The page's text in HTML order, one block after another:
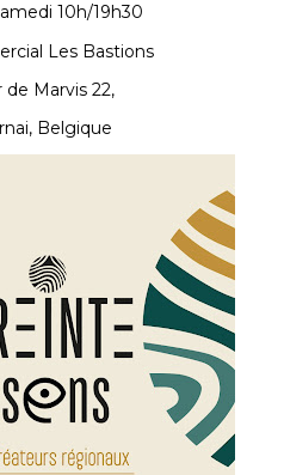
10h/19h30
Les Bastions
Marvis 22,
Belgique